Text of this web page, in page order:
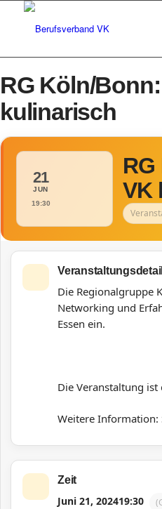
RG Köln/
kulinarisch
21
JUN
19:30
VK
Die Regionalgruppe
Networking und
Essen ein.
Die Veranstaltung
Weitere Information:
Zeit
Juni 21, 202419:30